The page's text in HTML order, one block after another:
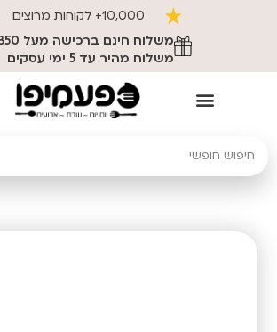
10,000+ לקוחות מרוצים
משלוח מהיר עד 5 ימי עסקים